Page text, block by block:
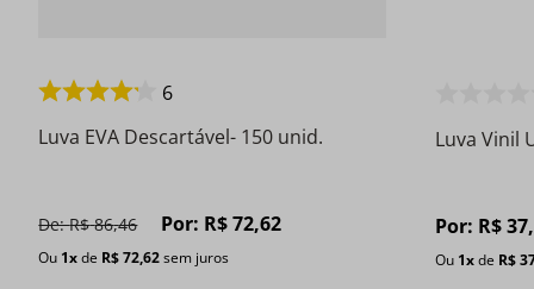
6
Luva EVA Descartável- 150 unid.
De:R$ 86,46 Por: R$72,62
Ou 1xde R$72,62sem juros
Luva Vinil
Por: R$37,
Ou 1xde R$